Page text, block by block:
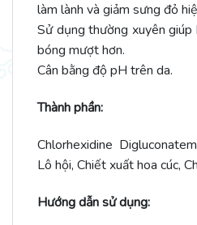
làm lành và giảm sưng đỏ
Sử dụng thường xuyên
bóng mượt hơn.
Cân bằng độ pH trên da.
Thành phần:
Chlorhexidine
Lô hội, Chiết xuất hoa cúc,
Hướng dẫn sử dụng: